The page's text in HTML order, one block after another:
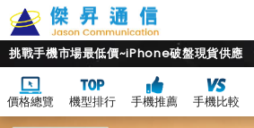
挑戰手機市場最低價~iPhone破盤現貨供應
價格總覽 機型排行 手機推薦 手機比較